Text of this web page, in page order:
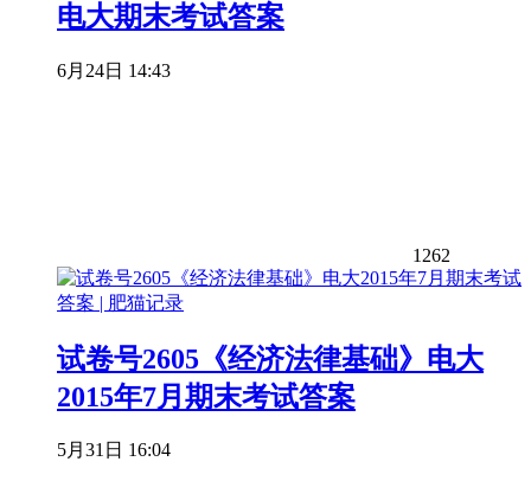
电大期末考试答案
6月24日 14:43
1262
试卷号2605《经济法律基础》电大
2015年7月期末考试答案
5月31日 16:04